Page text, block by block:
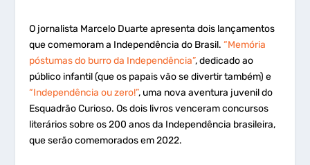
O jornalista Marcelo Duarte apresenta dois lançamentos
que comemoram a Independência do Brasil.“Memória
póstumas do burro da Independência”, dedicado ao
público infantil (que os papais vão se divertir também) e
“Independência ou zero!”, uma nova aventura juvenil do
Esquadrão Curioso. Os dois livros venceram concursos
literários sobre os 200 anos da Independência brasileira,
que serão comemorados em 2022.